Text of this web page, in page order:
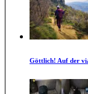
Göttlich! Auf der